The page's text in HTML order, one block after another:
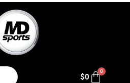
$0